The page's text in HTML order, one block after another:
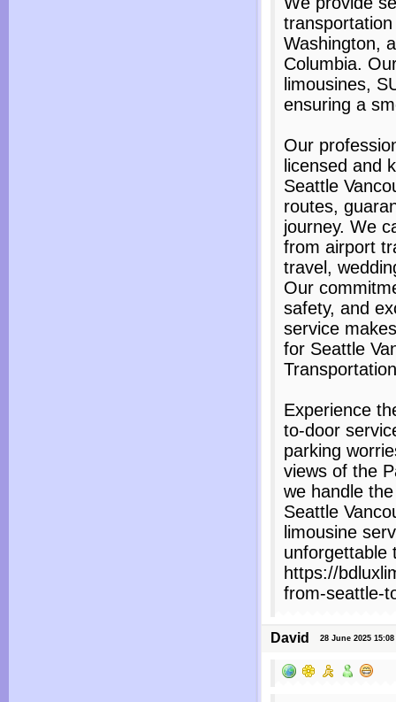
Washington,
Columbia.
limousines,
ensuring a
Our
licensed and
Seattle
routes,
journey. We
from airport
travel,
Our
safety, and
service
for Seattle
Experience
to-door
parking
views of the
we handle
Seattle
limousine
unforgettable
https://
from-seattle-
David 28 June 2025